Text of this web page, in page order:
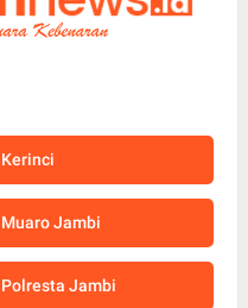
Kerinci
Muaro Jambi
Polresta Jambi